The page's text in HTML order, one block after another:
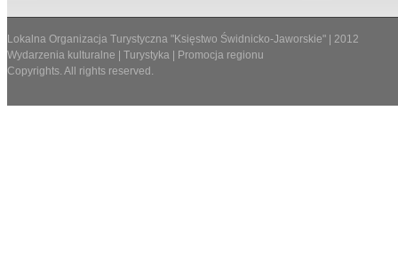
Lokalna Organizacja Turystyczna "Księstwo Świdnicko-Jaworskie" | 2012
Wydarzenia kulturalne | Turystyka | Promocja regionu
Copyrights. All rights reserved.